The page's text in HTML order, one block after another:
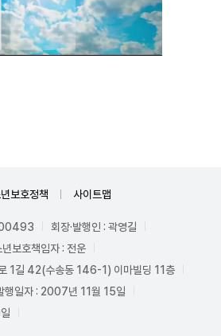
보호정책 사이트맵
00493
회장·발행인 : 곽영길
년보호책임자 : 전운
1길 42(수송동 146-1) 이마빌딩 11층
행일자 : 2007년 11월 15일